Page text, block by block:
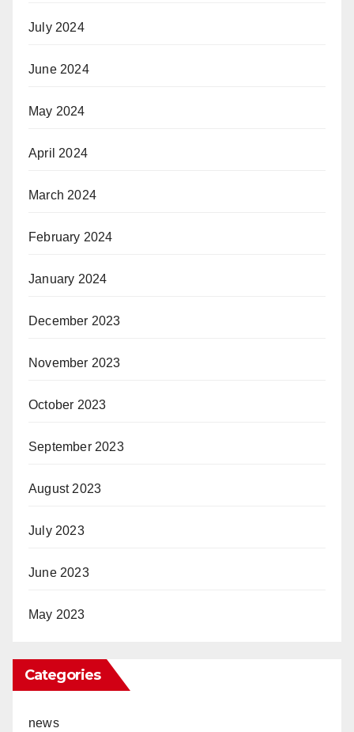
July 2024
June 2024
May 2024
April 2024
March 2024
February 2024
January 2024
December 2023
November 2023
October 2023
September 2023
August 2023
July 2023
June 2023
May 2023
Categories
news